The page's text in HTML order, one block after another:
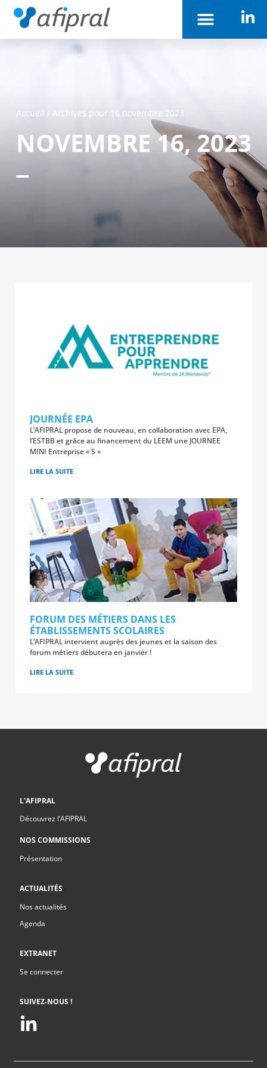
Accueil / Archives pour 16 novembre 2023
NOVEMBRE 16, 2023
JOURNÉE EPA
L’AFIPRAL propose de nouveau, en collaboration avec EPA,
l’ESTBB et grâce au financement du LEEM une JOURNEE
MINI Entreprise « S »
LIRE LA SUITE
FORUM DES MÉTIERS DANS LES
ÉTABLISSEMENTS SCOLAIRES
L’AFIPRAL intervient auprès des jeunes et la saison des
forum métiers débutera en janvier !
LIRE LA SUITE
L’AFIPRAL
Découvrez l’AFIPRAL
NOS COMMISSIONS
Présentation
ACTUALITÉS
Nos actualités
Agenda
EXTRANET
Se connecter
SUIVEZ-NOUS !